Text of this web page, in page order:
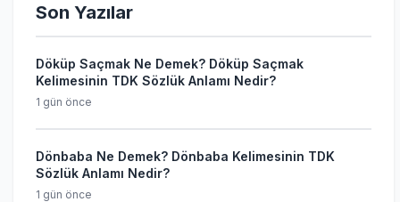
Son Yazılar
Döküp Saçmak Ne Demek? Döküp Saçmak
Kelimesinin TDK Sözlük Anlamı Nedir?
1 gün önce
Dönbaba Ne Demek? Dönbaba Kelimesinin TDK
Sözlük Anlamı Nedir?
1 gün önce